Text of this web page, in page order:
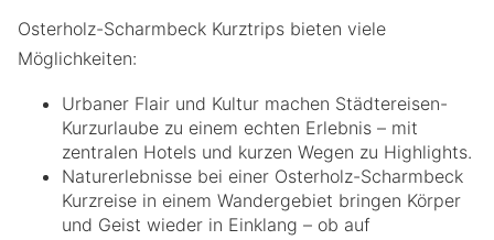
Osterholz-Scharmbeck Kurztrips bieten viele
Möglichkeiten:
Urbaner Flair und Kultur machen Städtereisen-
Kurzurlaube zu einem echten Erlebnis – mit
zentralen Hotels und kurzen Wegen zu Highlights.
Naturerlebnisse bei einer Osterholz-Scharmbeck
Kurzreise in einem Wandergebiet bringen Körper
und Geist wieder in Einklang – ob auf